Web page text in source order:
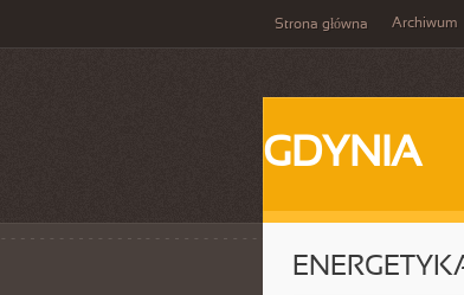
Strona główna Archiwum
GDYNIA